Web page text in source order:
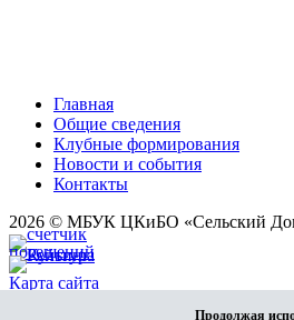
Главная
Общие сведения
Клубные формирования
Новости и события
Контакты
2026 © МБУК ЦКиБО «Сельский Дом
Карта сайта
Продолжая